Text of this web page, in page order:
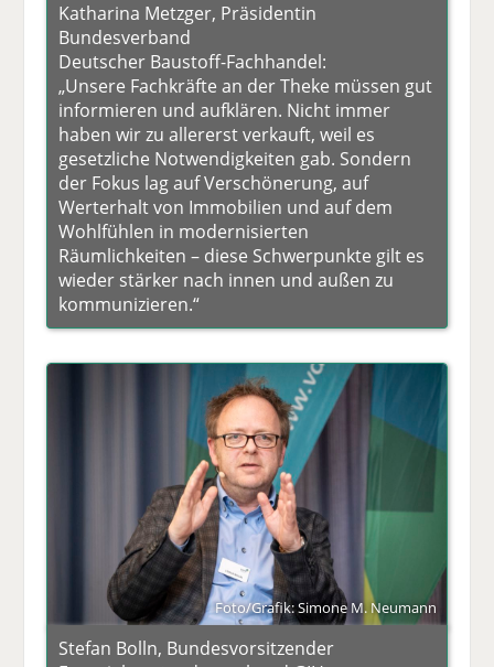
Katharina Metzger, Präsidentin
Bundesverband
Deutscher Baustoff-Fachhandel:
„Unsere Fachkräfte an der Theke müssen gut
informieren und aufklären. Nicht immer
haben wir zu allererst verkauft, weil es
gesetzliche Notwendigkeiten gab. Sondern
der Fokus lag auf Verschönerung, auf
Werterhalt von Immobilien und auf dem
Wohlfühlen in modernisierten
Räumlichkeiten – diese Schwerpunkte gilt es
wieder stärker nach innen und außen zu
kommunizieren.“
Foto/Grafik: Simone M. Neumann
Stefan Bolln, Bundesvorsitzender